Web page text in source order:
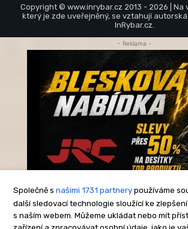
Copyright © www.inrybar.cz 2013 - 2026 | Na
který je zde uveřejněný, se vztahují
InRybar.cz.
Společně s našimi 1731 partnery používáme
další sledovací technologie sloužící ke
s naším webem. Můžeme ukládat nebo mít
- Reklama -
-Reklama-